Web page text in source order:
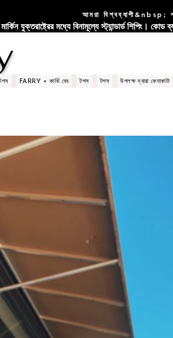
আমরা বিশ্বব্যাপী&nbsp;
মার্কিন যুক্তরাষ্ট্রের মধ্যে বিনামূল্যে স্ট্যান্ডার্ড শিপিং।
FARRY + কার্ভি বেব টপস টপস উপলক্ষ দ্বারা কেনাকাটা